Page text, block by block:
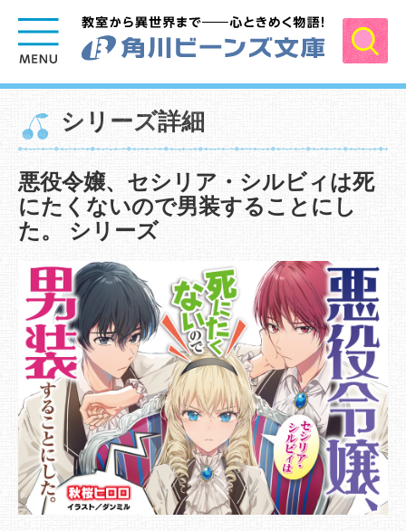
シリーズ詳細
悪役令嬢、セシリア・シルビィは死
にたくないので男装することにし
た。 シリーズ